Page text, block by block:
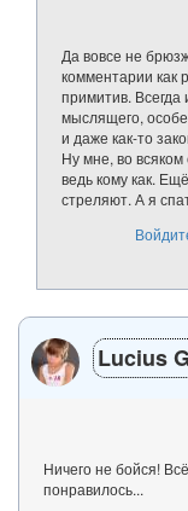
Да вовсе не
комментарии как
примитив. Всегда
мыслящего,
и даже как-то
Ну мне, во
ведь кому как.
стреляют. А я
Lucius
Ничего не бойся!
понравилось...